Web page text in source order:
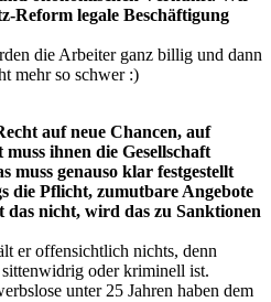
Reform legale Beschäftigung
die Arbeiter ganz billig und dann
mehr so schwer :)
auf neue Chancen, auf
ihnen die Gesellschaft
muss genauso klar festgestellt
die Pflicht, zumutbare Angebote
das nicht, wird das zu Sanktionen
er offensichtlich nichts, denn
oder kriminell ist.
unter 25 Jahren haben dem